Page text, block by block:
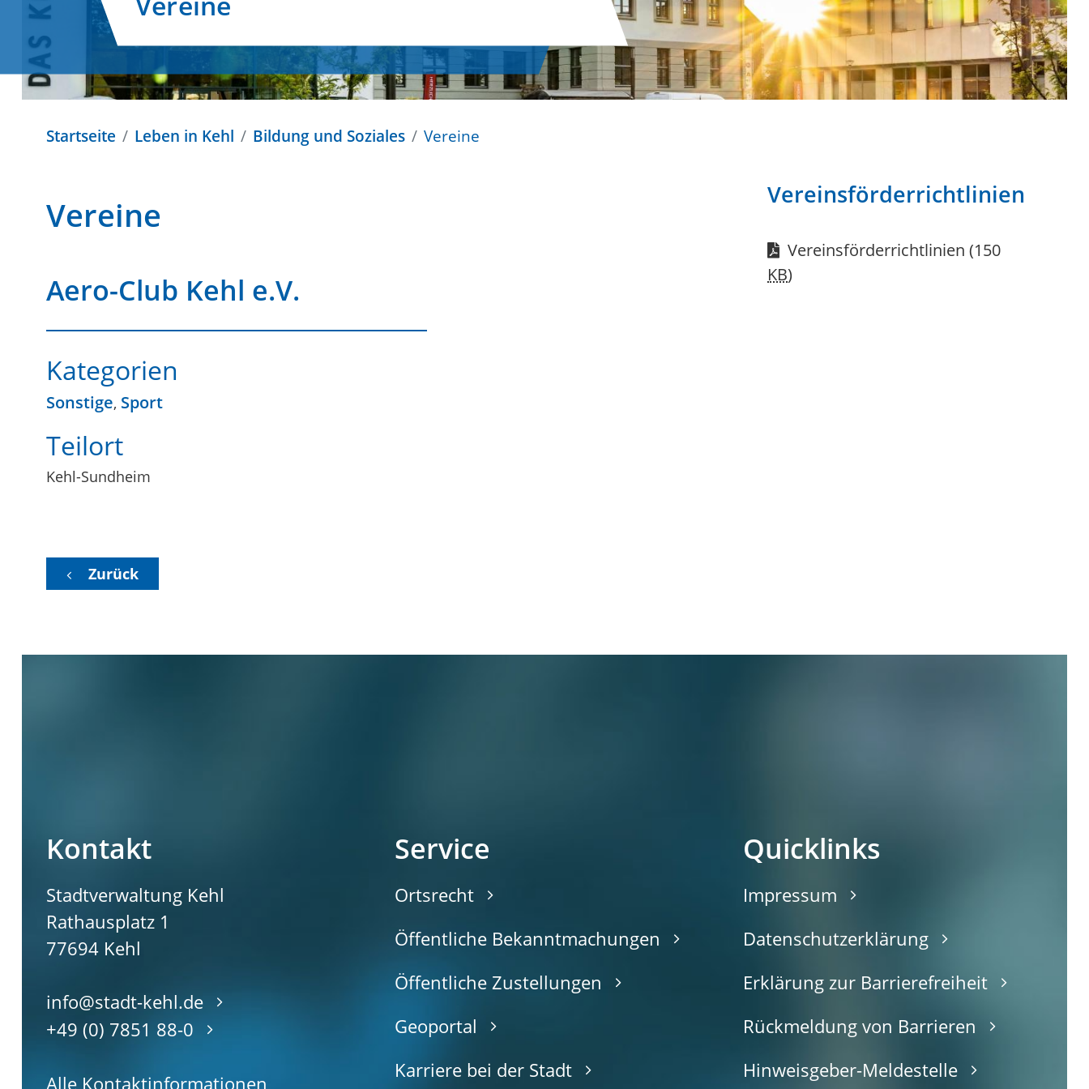
Startseite Leben in Kehl Bildung und Soziales Vereine
Vereine
Aero-Club Kehl e.V.
Kategorien
Sonstige, Sport
Teilort
Kehl-Sundheim
Zurück
Vereinsförderrichtlinien
Vereinsförderrichtlinien (150
KB)
Kontakt
Stadtverwaltung Kehl
Rathausplatz 1
77694 Kehl
info@stadt-kehl.de
+49 (0) 7851 88-0
Alle Kontaktinformationen
Service
Ortsrecht
Öffentliche Bekanntmachungen
Öffentliche Zustellungen
Geoportal
Karriere bei der Stadt
Quicklinks
Impressum
Datenschutzerklärung
Erklärung zur Barrierefreiheit
Rückmeldung von Barrieren
Hinweisgeber-Meldestelle